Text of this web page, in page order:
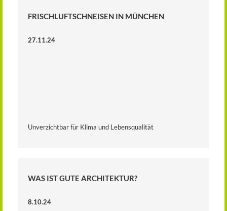
FRISCHLUFTSCHNEISEN IN MÜNCHEN
27.11.24
Unverzichtbar für Klima und Lebensqualität
WAS IST GUTE ARCHITEKTUR?
8.10.24